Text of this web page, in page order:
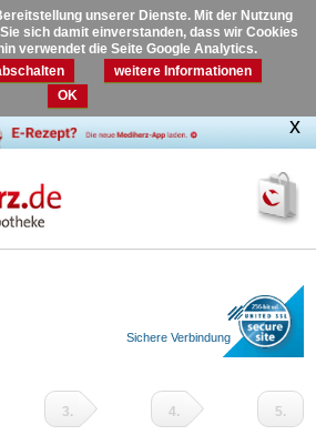
unserer Dienste. Mit der Nutzung
sich damit einverstanden, dass wir Cookies
verwendet die Seite Google Analytics.
weitere Informationen
OK
Sichere Verbindung
3. 4. 5.